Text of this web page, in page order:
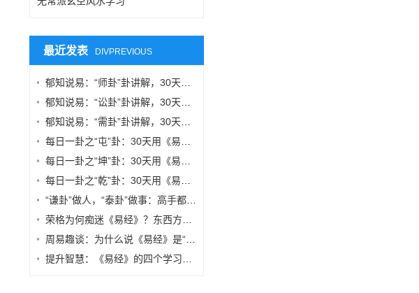
最近发表 DIVPREVIOUS
郁知说易：“师卦”卦讲解，30天用《易经》改变你的思维方式
郁知说易：“讼卦”卦讲解，30天用《易经》改变你的思维方式
郁知说易：“需卦”卦讲解，30天用《易经》改变你的思维方式
每日一卦之“屯”卦：30天用《易经》改变你的思维方式
每日一卦之“坤”卦：30天用《易经》改变你的思维方式
每日一卦之“乾”卦：30天用《易经》改变你的思维方式
“谦卦”做人，“泰卦”做事：高手都在用的易理智慧
荣格为何痴迷《易经》？东西方智慧在“共时性”中的交汇
周易趣谈：为什么说《易经》是“中国式系统思维”的源头？
提升智慧：《易经》的四个学习阶段，你在哪一层？